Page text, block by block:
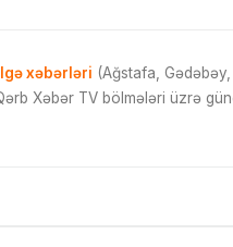
xəbərləri (Ağstafa,
Xəbər TV bölmələri üzrə